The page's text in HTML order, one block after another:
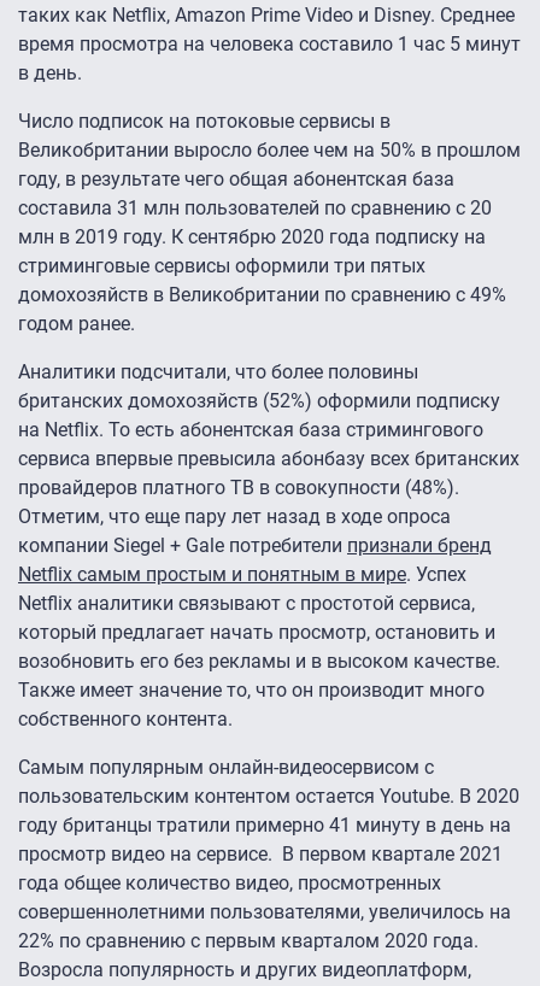
таких как Netflix, Amazon Prime Video и Disney. Среднее
время просмотра на человека составило 1 час 5 минут
в день.
Число подписок на потоковые сервисы в
Великобритании выросло более чем на 50% в прошлом
году, в результате чего общая абонентская база
составила 31 млн пользователей по сравнению с 20
млн в 2019 году. К сентябрю 2020 года подписку на
стриминговые сервисы оформили три пятых
домохозяйств в Великобритании по сравнению с 49%
годом ранее.
Аналитики подсчитали, что более половины
британских домохозяйств (52%) оформили подписку
на Netflix. То есть абонентская база стримингового
сервиса впервые превысила абонбазу всех британских
провайдеров платного ТВ в совокупности (48%).
Отметим, что еще пару лет назад в ходе опроса
компании Siegel + Gale потребители признали бренд
Netflix самым простым и понятным в мире. Успех
Netflix аналитики связывают с простотой сервиса,
который предлагает начать просмотр, остановить и
возобновить его без рекламы и в высоком качестве.
Также имеет значение то, что он производит много
собственного контента.
Самым популярным онлайн-видеосервисом с
пользовательским контентом остается Youtube. В 2020
году британцы тратили примерно 41 минуту в день на
просмотр видео на сервисе. В первом квартале 2021
года общее количество видео, просмотренных
совершеннолетними пользователями, увеличилось на
22% по сравнению с первым кварталом 2020 года.
Возросла популярность и других видеоплатформ,